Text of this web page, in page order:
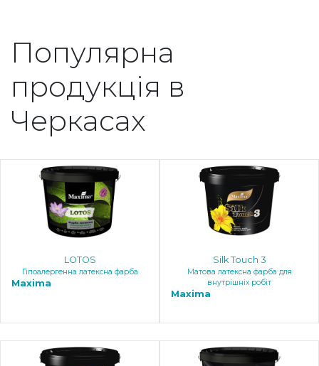
Популярна
продукція в
Черкасах
LOTOS
Гіпоалергенна латексна фарба
Maxima
Silk Touch 3
Матова латексна фарба для
внутрішніх робіт
Maxima